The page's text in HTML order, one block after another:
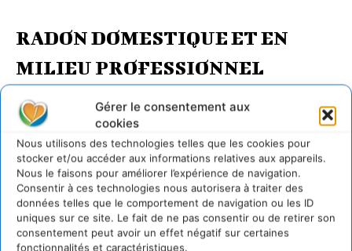
Gérer le consentement aux
cookies
Nous utilisons des technologies telles que les cookies pour
stocker et/ou accéder aux informations relatives aux appareils.
Nous le faisons pour améliorer l’expérience de navigation.
Consentir à ces technologies nous autorisera à traiter des
données telles que le comportement de navigation ou les ID
uniques sur ce site. Le fait de ne pas consentir ou de retirer son
consentement peut avoir un effet négatif sur certaines
fonctionnalités et caractéristiques.
RADON DOMESTIQUE ET EN
MILIEU PROFESSIONNEL
Le radon est classé comme cancérogène avéré pour le
cancer du poumon. Il pourrait également être impliqué
dans les leucémies chez l’adulte et chez l’enfant. Il est
connu de longue date que le radon est à l’origine de décès
par cancer du poumon chez les mineurs en particulier dans
les mines d’uranium. Si l’exploitation de ces mines a cessé
en France depuis 2001, d’autres populations peuvent être
exposées à des concentrations de radon élevées du fait